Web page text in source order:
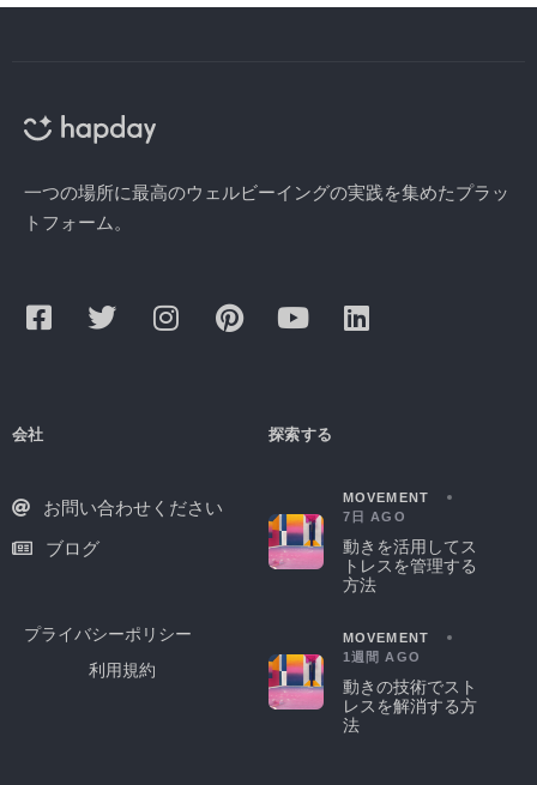
一つの場所に最高のウェルビーイングの実践を集めたプラッ
トフォーム。
会社
お問い合わせください
ブログ
プライバシーポリシー
利用規約
探索する
MOVEMENT
7日 AGO
動きを活用してス
トレスを管理する
方法
MOVEMENT
1週間 AGO
動きの技術でスト
レスを解消する方
法